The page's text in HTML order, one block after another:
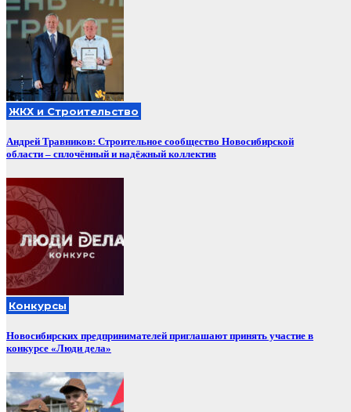
ЖКХ и Строительство
Андрей Травников: Строительное сообщество Новосибирской
области – сплочённый и надёжный коллектив
Конкурсы
Новосибирских предпринимателей приглашают принять участие в
конкурсе «Люди дела»